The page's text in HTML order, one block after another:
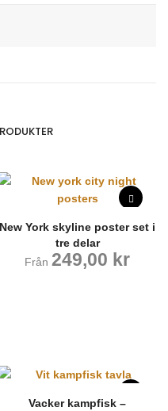
New York skyline poster set i
tre delar
Från 249,00 kr
Vacker kampfisk –